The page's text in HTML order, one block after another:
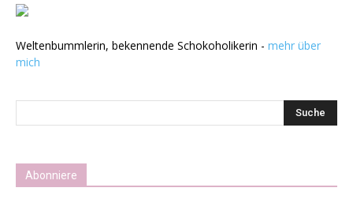
Weltenbummlerin, bekennende Schokoholikerin - mehr über
mich
Abonniere